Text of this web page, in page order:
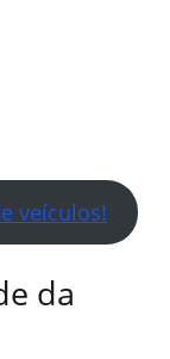
veículos!
da